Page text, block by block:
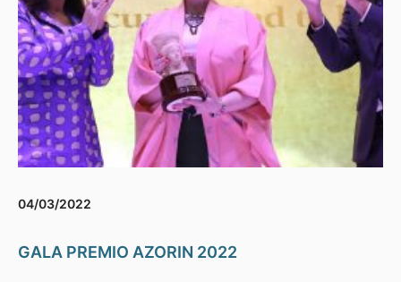
04/03/2022
GALA PREMIO AZORIN 2022